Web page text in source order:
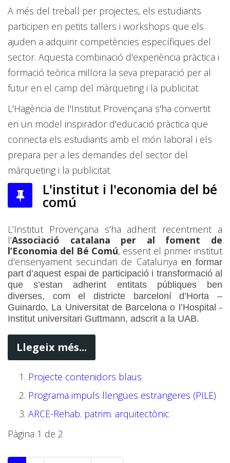
A més del treball per projectes, els estudiants
participen en petits tallers i workshops que els
ajuden a adquirir competències específiques del
sector. Aquesta combinació d'experiència pràctica i
formació teòrica millora la seva preparació per al
futur en el camp del màrqueting i la publicitat.
L'Hagència de l'Institut Provençana s'ha convertit
en un model inspirador d'educació pràctica que
connecta els estudiants amb el món laboral i els
prepara per a les demandes del sector del
màrqueting i la publicitat.
L'institut i l'economia del bé
comú
L’Institut Provençana s’ha adherit recentment a
l’Associació catalana per al foment de
l’Economia del Bé Comú, essent el primer institut
d'ensenyament secundari de Catalunya en formar
part d’aquest espai de participació i transformació al
que s’estan adherint entitats públiques ben
diverses, com el districte barceloní d’Horta –
Guinardo, La Universitat de Barcelona o l’Hospital -
Institut universitari Guttmann, adscrit a la UAB.
Llegeix més...
Projecte contenidors blaus
Programa impuls llengües estrangeres (PILE)
ARCE-Rehab. patrim. arquitectònic
Pàgina 1 de 2